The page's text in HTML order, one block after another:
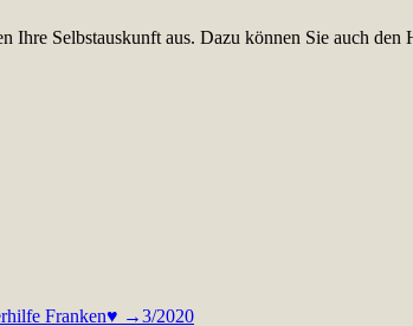
Ihre Selbstauskunft aus. Dazu können Sie auch